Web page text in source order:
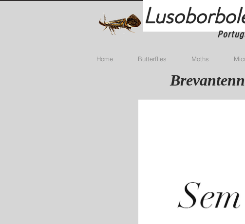
Home Butterflies Moths